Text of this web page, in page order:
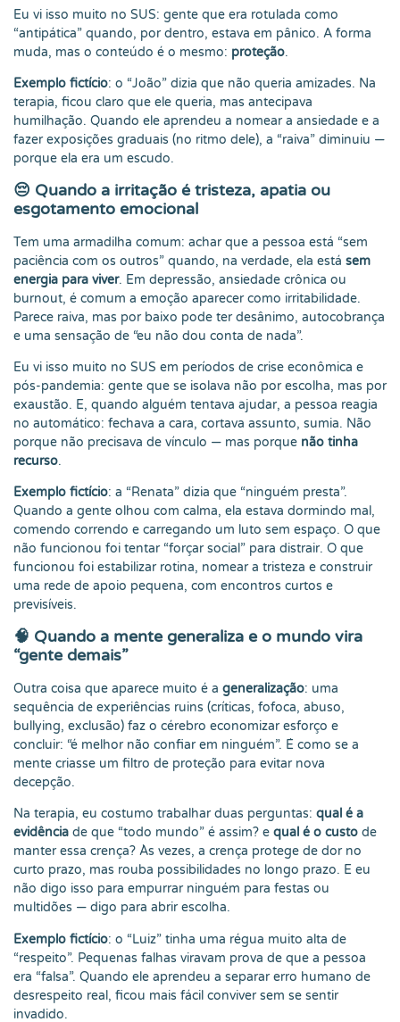
Eu vi isso muito no SUS: gente que era rotulada como
“antipática” quando, por dentro, estava em pânico. A forma
muda, mas o conteúdo é o mesmo: proteção.
Exemplo fictício: o “João” dizia que não queria amizades. Na
terapia, ficou claro que ele queria, mas antecipava
humilhação. Quando ele aprendeu a nomear a ansiedade e a
fazer exposições graduais (no ritmo dele), a “raiva” diminuiu —
porque ela era um escudo.
😔 Quando a irritação é tristeza, apatia ou
esgotamento emocional
Tem uma armadilha comum: achar que a pessoa está “sem
paciência com os outros” quando, na verdade, ela está sem
energia para viver. Em depressão, ansiedade crônica ou
burnout, é comum a emoção aparecer como irritabilidade.
Parece raiva, mas por baixo pode ter desânimo, autocobrança
e uma sensação de “eu não dou conta de nada”.
Eu vi isso muito no SUS em períodos de crise econômica e
pós-pandemia: gente que se isolava não por escolha, mas por
exaustão. E, quando alguém tentava ajudar, a pessoa reagia
no automático: fechava a cara, cortava assunto, sumia. Não
porque não precisava de vínculo — mas porque não tinha
recurso.
Exemplo fictício: a “Renata” dizia que “ninguém presta”.
Quando a gente olhou com calma, ela estava dormindo mal,
comendo correndo e carregando um luto sem espaço. O que
não funcionou foi tentar “forçar social” para distrair. O que
funcionou foi estabilizar rotina, nomear a tristeza e construir
uma rede de apoio pequena, com encontros curtos e
previsíveis.
🧠 Quando a mente generaliza e o mundo vira
“gente demais”
Outra coisa que aparece muito é a generalização: uma
sequência de experiências ruins (críticas, fofoca, abuso,
bullying, exclusão) faz o cérebro economizar esforço e
concluir: “é melhor não confiar em ninguém”. É como se a
mente criasse um filtro de proteção para evitar nova
decepção.
Na terapia, eu costumo trabalhar duas perguntas: qual é a
evidência de que “todo mundo” é assim? e qual é o custo de
manter essa crença? Às vezes, a crença protege de dor no
curto prazo, mas rouba possibilidades no longo prazo. E eu
não digo isso para empurrar ninguém para festas ou
multidões — digo para abrir escolha.
Exemplo fictício: o “Luiz” tinha uma régua muito alta de
“respeito”. Pequenas falhas viravam prova de que a pessoa
era “falsa”. Quando ele aprendeu a separar erro humano de
desrespeito real, ficou mais fácil conviver sem se sentir
invadido.